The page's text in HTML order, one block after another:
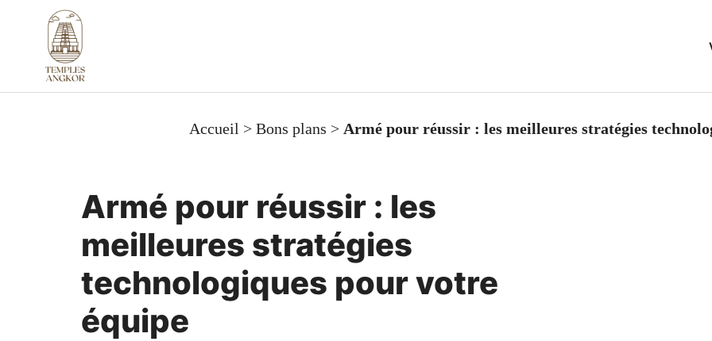
contenu
Accueil > Bons plans > Armé pour réussir : les meilleures stratégies
Armé pour réussir : les
meilleures stratégies
technologiques pour votre
équipe